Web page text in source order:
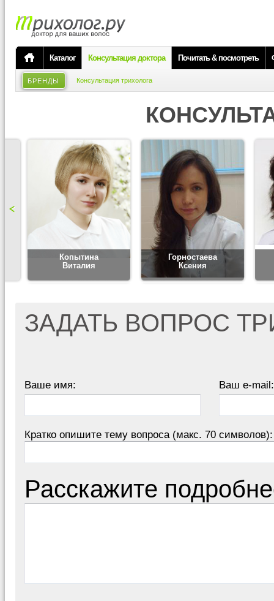
Каталог Консультация доктора Почитать & посмотреть
БРЕНДЫ Консультация трихолога
Копытина
Виталия
Горностаева
Ксения
ЗАДАТЬ ВОПРОС
Ваше имя: Ваш e-mail:
Кратко опишите тему вопроса (макс. 70 символов):
Расскажите